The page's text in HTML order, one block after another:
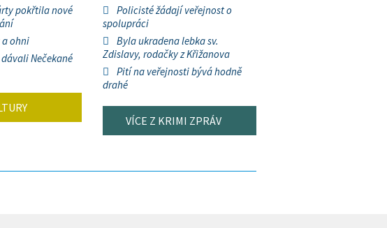
pokřtila nové
a ohni
Nečekané
Policisté žádají veřejnost o
spolupráci
Byla ukradena lebka sv.
Zdislavy, rodačky z Křižanova
Pití na veřejnosti bývá hodně
drahé
VÍCE Z KRIMI ZPRÁV